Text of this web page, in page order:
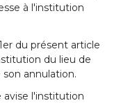
à l'institution
du présent article
du lieu de
annulation.
avise l'institution